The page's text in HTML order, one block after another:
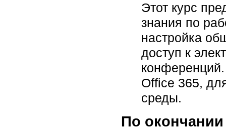
Этот курс
знания по
настройка
доступ к
Office 365,
среды.
По окончании